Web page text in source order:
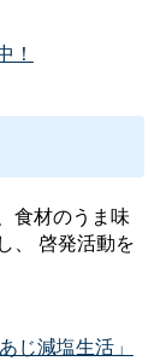
！
食材のうま味
啓発活動を
じ減塩生活」